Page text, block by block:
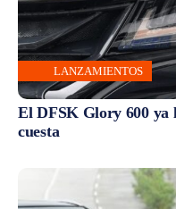
LANZAMIENTOS
El DFSK Glory 600 ya
cuesta